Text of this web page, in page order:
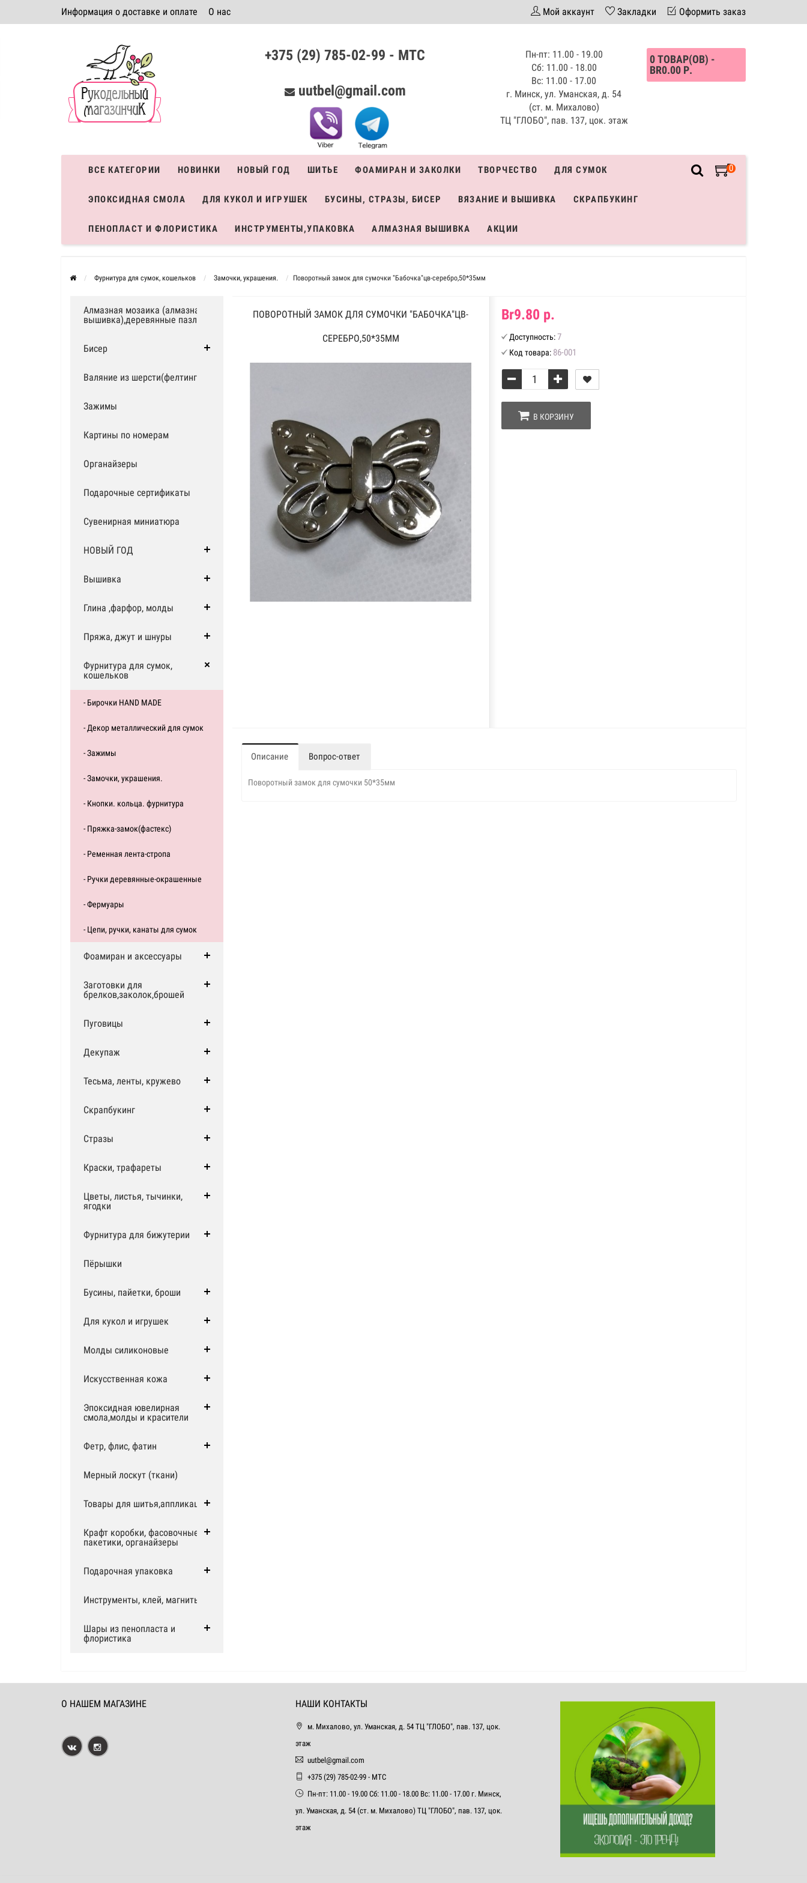
Информация о доставке и оплате О нас
Система скидок
Мой аккаунт Закладки Оформить заказ
+375 (29) 785-02-99 - МТС
uutbel@gmail.com
Пн-пт: 11.00 - 19.00
Сб: 11.00 - 18.00
Вс: 11.00 - 17.00
г. Минск, ул. Уманская, д. 54
(ст. м. Михалово)
ТЦ "ГЛОБО", пав. 137, цок. этаж
0 ТОВАР(ОВ) -
BR0.00 Р.
0
ВСЕ КАТЕГОРИИ НОВИНКИ НОВЫЙ ГОД ШИТЬЕ ФОАМИРАН И ЗАКОЛКИ ТВОРЧЕСТВО ДЛЯ СУМОК
ЭПОКСИДНАЯ СМОЛА ДЛЯ КУКОЛ И ИГРУШЕК БУСИНЫ, СТРАЗЫ, БИСЕР ВЯЗАНИЕ И ВЫШИВКА СКРАПБУКИНГ
ПЕНОПЛАСТ И ФЛОРИСТИКА ИНСТРУМЕНТЫ,УПАКОВКА АЛМАЗНАЯ ВЫШИВКА АКЦИИ
Фурнитура для сумок, кошельков Замочки, украшения. Поворотный замок для сумочки "Бабочка"цв-серебро,50*35мм
Алмазная мозаика (алмазная
вышивка),деревянные пазлы
Бисер
Валяние из шерсти(фелтинг)
Зажимы
Картины по номерам
Органайзеры
Подарочные сертификаты
Сувенирная миниатюра
НОВЫЙ ГОД
Вышивка
Глина ,фарфор, молды
Пряжа, джут и шнуры
Фурнитура для сумок,
кошельков
- Бирочки HAND MADE
- Декор металлический для сумок
- Зажимы
- Замочки, украшения.
- Кнопки. кольца. фурнитура
- Пряжка-замок(фастекс)
- Ременная лента-стропа
- Ручки деревянные-окрашенные
- Фермуары
- Цепи, ручки, канаты для сумок
Фоамиран и аксессуары
Заготовки для
брелков,заколок,брошей
Пуговицы
Декупаж
Тесьма, ленты, кружево
Скрапбукинг
Стразы
Краски, трафареты
Цветы, листья, тычинки,
ягодки
Фурнитура для бижутерии
Пёрышки
Бусины, пайетки, броши
Для кукол и игрушек
Молды силиконовые
Искусственная кожа
Эпоксидная ювелирная
смола,молды и красители
Фетр, флис, фатин
Мерный лоскут (ткани)
Товары для шитья,аппликации
Крафт коробки, фасовочные
пакетики, органайзеры
Подарочная упаковка
Инструменты, клей, магниты
Шары из пенопласта и
флористика
ПОВОРОТНЫЙ ЗАМОК ДЛЯ СУМОЧКИ "БАБОЧКА"ЦВ-
СЕРЕБРО,50*35ММ
Br9.80 р.
Доступность:7
Код товара: 86-001
В КОРЗИНУ
Описание Вопрос-ответ
Поворотный замок для сумочки 50*35мм
О НАШЕМ МАГАЗИНЕ НАШИ КОНТАКТЫ
м. Михалово, ул. Уманская, д. 54 ТЦ "ГЛОБО", пав. 137, цок.
этаж
uutbel@gmail.com
+375 (29) 785-02-99 - МТС
Пн-пт: 11.00 - 19.00 Сб: 11.00 - 18.00 Вс: 11.00 - 17.00 г. Минск,
ул. Уманская, д. 54 (ст. м. Михалово) ТЦ "ГЛОБО", пав. 137, цок.
этаж